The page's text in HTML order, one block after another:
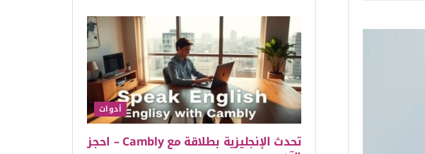
أدوات
تحدث الإنجليزية بطلاقة مع Cambly – احجز